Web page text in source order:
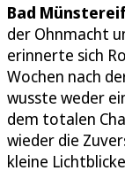
Bad
der Ohnmacht
erinnerte sich
Wochen nach
wusste weder
dem totalen
wieder die
kleine